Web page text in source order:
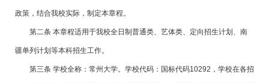
政策，结合我校实际，制定本章程。
第二条 本章程适用于我校全日制普通类、艺体类、定向招生计划、南
疆单列计划等本科招生工作。
第三条 学校全称：常州大学。学校代码：国标代码10292，学校在各招